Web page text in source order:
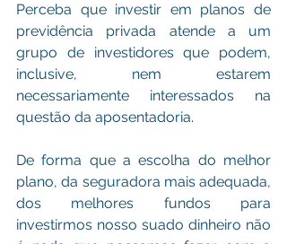
Perceba que investir em planos de
previdência privada atende a um
grupo de investidores que podem,
inclusive, nem estarem
necessariamente interessados na
questão da aposentadoria.
De forma que a escolha do melhor
plano, da seguradora mais adequada,
dos melhores fundos para
investirmos nosso suado dinheiro não